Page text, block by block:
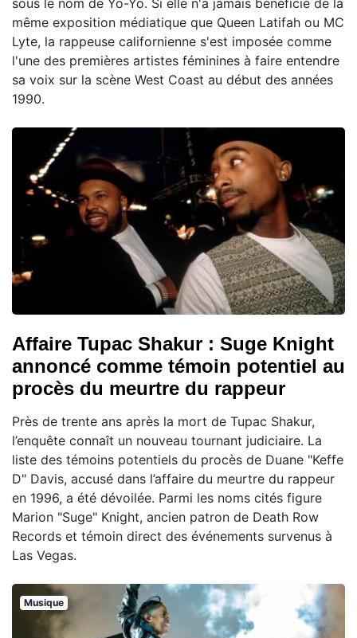
même exposition médiatique que Queen Latifah ou MC
Lyte, la rappeuse californienne s'est imposée comme
l'une des premières artistes féminines à faire entendre
sa voix sur la scène West Coast au début des années
1990.
Affaire Tupac Shakur : Suge Knight
annoncé comme témoin potentiel au
procès du meurtre du rappeur
Près de trente ans après la mort de Tupac Shakur,
l’enquête connaît un nouveau tournant judiciaire. La
liste des témoins potentiels du procès de Duane "Keffe
D" Davis, accusé dans l’affaire du meurtre du rappeur
en 1996, a été dévoilée. Parmi les noms cités figure
Marion "Suge" Knight, ancien patron de Death Row
Records et témoin direct des événements survenus à
Las Vegas.
Musique